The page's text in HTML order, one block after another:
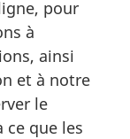
pour
à
ainsi
et à notre
le
que les